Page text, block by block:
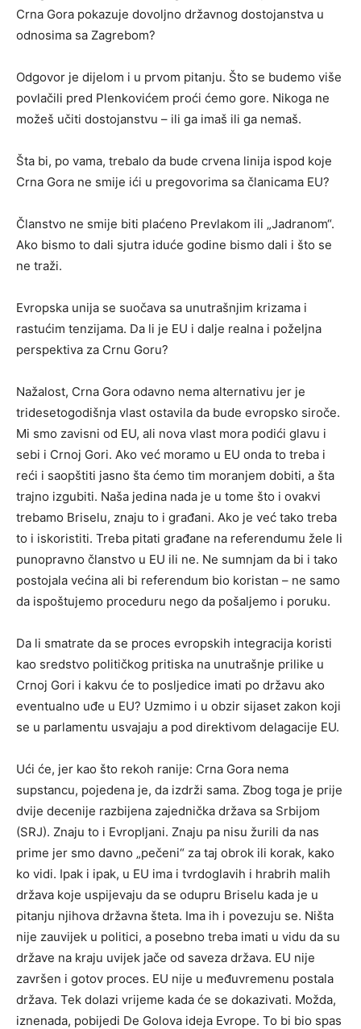
Crna Gora pokazuje dovoljno državnog dostojanstva u
odnosima sa Zagrebom?
Odgovor je dijelom i u prvom pitanju. Što se budemo više
povlačili pred Plenkovićem proći ćemo gore. Nikoga ne
možeš učiti dostojanstvu – ili ga imaš ili ga nemaš.
Šta bi, po vama, trebalo da bude crvena linija ispod koje
Crna Gora ne smije ići u pregovorima sa članicama EU?
Članstvo ne smije biti plaćeno Prevlakom ili „Jadranom“.
Ako bismo to dali sjutra iduće godine bismo dali i što se
ne traži.
Evropska unija se suočava sa unutrašnjim krizama i
rastućim tenzijama. Da li je EU i dalje realna i poželjna
perspektiva za Crnu Goru?
Nažalost, Crna Gora odavno nema alternativu jer je
tridesetogodišnja vlast ostavila da bude evropsko siroče.
Mi smo zavisni od EU, ali nova vlast mora podići glavu i
sebi i Crnoj Gori. Ako već moramo u EU onda to treba i
reći i saopštiti jasno šta ćemo tim moranjem dobiti, a šta
trajno izgubiti. Naša jedina nada je u tome što i ovakvi
trebamo Briselu, znaju to i građani. Ako je već tako treba
to i iskoristiti. Treba pitati građane na referendumu žele li
punopravno članstvo u EU ili ne. Ne sumnjam da bi i tako
postojala većina ali bi referendum bio koristan – ne samo
da ispoštujemo proceduru nego da pošaljemo i poruku.
Da li smatrate da se proces evropskih integracija koristi
kao sredstvo političkog pritiska na unutrašnje prilike u
Crnoj Gori i kakvu će to posljedice imati po državu ako
eventualno uđe u EU? Uzmimo i u obzir sijaset zakon koji
se u parlamentu usvajaju a pod direktivom delagacije EU.
Ući će, jer kao što rekoh ranije: Crna Gora nema
supstancu, pojedena je, da izdrži sama. Zbog toga je prije
dvije decenije razbijena zajednička država sa Srbijom
(SRJ). Znaju to i Evropljani. Znaju pa nisu žurili da nas
prime jer smo davno „pečeni“ za taj obrok ili korak, kako
ko vidi. Ipak i ipak, u EU ima i tvrdoglavih i hrabrih malih
država koje uspijevaju da se odupru Briselu kada je u
pitanju njihova državna šteta. Ima ih i povezuju se. Ništa
nije zauvijek u politici, a posebno treba imati u vidu da su
države na kraju uvijek jače od saveza država. EU nije
završen i gotov proces. EU nije u međuvremenu postala
država. Tek dolazi vrijeme kada će se dokazivati. Možda,
iznenada, pobijedi De Golova ideja Evrope. To bi bio spas